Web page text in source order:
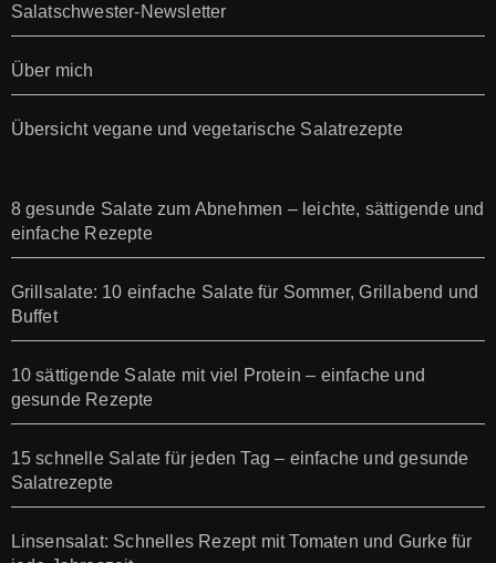
Salatschwester-Newsletter
Über mich
Übersicht vegane und vegetarische Salatrezepte
8 gesunde Salate zum Abnehmen – leichte, sättigende und
einfache Rezepte
Grillsalate: 10 einfache Salate für Sommer, Grillabend und
Buffet
10 sättigende Salate mit viel Protein – einfache und
gesunde Rezepte
15 schnelle Salate für jeden Tag – einfache und gesunde
Salatrezepte
Linsensalat: Schnelles Rezept mit Tomaten und Gurke für